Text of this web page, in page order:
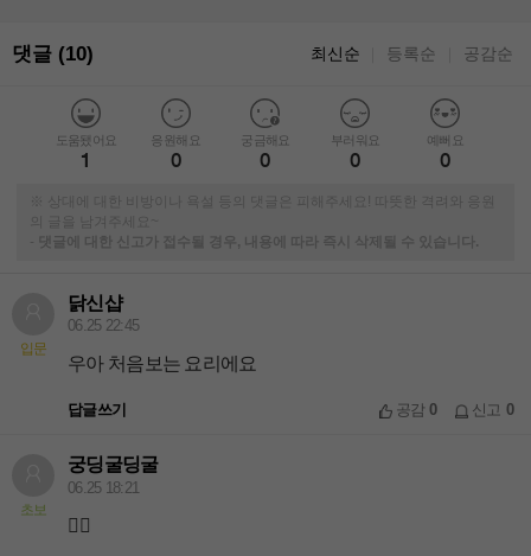
댓글 (10) 최신순 등록순 공감순
도움됐어요
1
응원해요
0
궁금해요
0
부러워요
0
예뻐요
0
※ 상대에 대한 비방이나 욕설 등의 댓글은 피해주세요! 따뜻한 격려와 응원
의 글을 남겨주세요~
-
댓글에 대한 신고가 접수될 경우, 내용에 따라 즉시 삭제될 수 있습니다.
입문
닭신샵
06.25 22:45
우아 처음보는 요리에요
답글쓰기 공감0 신고 0
초보
궁딩굴딩굴
06.25 18:21
👍🏻